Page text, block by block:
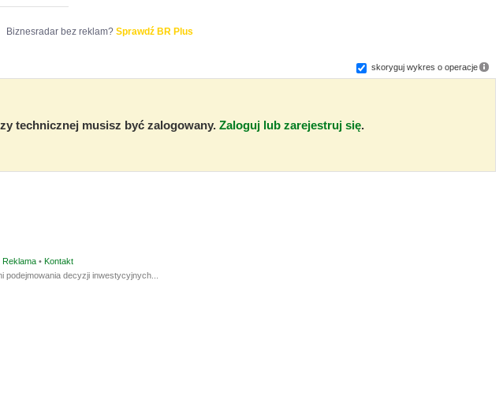
Biznesradar bez reklam? Sprawdź BR Plus
skoryguj wykres o operacje
technicznej musisz być zalogowany. Zaloguj lub zarejestruj się.
Reklama • Kontakt
podejmowania decyzji inwestycyjnych...